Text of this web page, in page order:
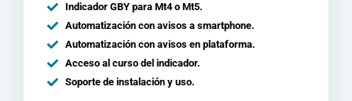
Indicador GBY para Mt4 o Mt5.
Automatización con avisos a smartphone.
Automatización con avisos en plataforma.
Acceso al curso del indicador.
Soporte de instalación y uso.